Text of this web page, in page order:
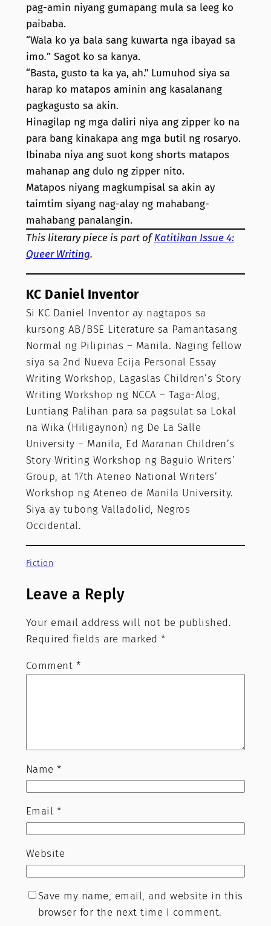
pag-amin niyang gumapang mula sa leeg ko
paibaba.
“Wala ko ya bala sang kuwarta nga ibayad sa
imo.” Sagot ko sa kanya.
“Basta, gusto ta ka ya, ah.” Lumuhod siya sa
harap ko matapos aminin ang kasalanang
pagkagusto sa akin.
Hinagilap ng mga daliri niya ang zipper ko na
para bang kinakapa ang mga butil ng rosaryo.
Ibinaba niya ang suot kong shorts matapos
mahanap ang dulo ng zipper nito.
Matapos niyang magkumpisal sa akin ay
taimtim siyang nag-alay ng mahabang-
mahabang panalangin.
This literary piece is part ofKatitikan Issue 4:
Queer Writing.
KC Daniel Inventor
Si KC Daniel Inventor ay nagtapos sa
kursong AB/BSE Literature sa Pamantasang
Normal ng Pilipinas – Manila. Naging fellow
siya sa 2nd Nueva Ecija Personal Essay
Writing Workshop, Lagaslas Children’s Story
Writing Workshop ng NCCA – Taga-Alog,
Luntiang Palihan para sa pagsulat sa Lokal
na Wika (Hiligaynon) ng De La Salle
University – Manila, Ed Maranan Children’s
Story Writing Workshop ng Baguio Writers’
Group, at 17th Ateneo National Writers’
Workshop ng Ateneo de Manila University.
Siya ay tubong Valladolid, Negros
Occidental.
Fiction
Leave a Reply
Your email address will not be published.
Required fields are marked*
Comment *
Name*
Email *
Website
Save my name, email, and website in this
browser for the next time I comment.